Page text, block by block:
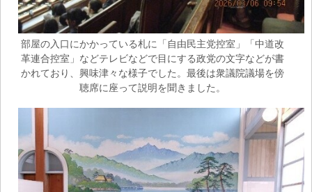
部屋の入口にかかっている札に「自由民主党控室」「中道改
革連合控室」などテレビなどで目にする政党の文字などが書
かれており、興味津々な様子でした。最後は衆議院議場を傍
聴席に座って説明を聞きました。